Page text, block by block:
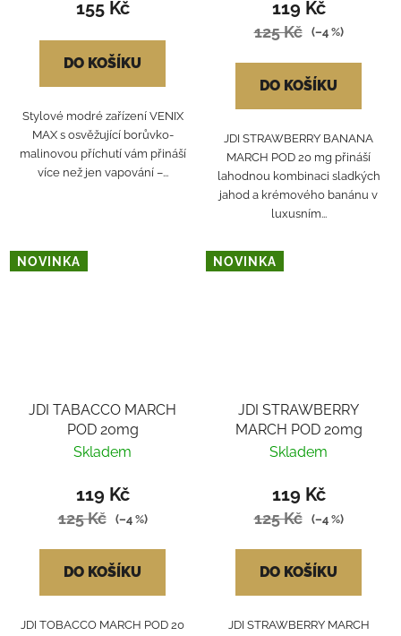
155 Kč
DO KOŠÍKU
Stylové modré zařízení VENIX
MAX s osvěžující borůvko-
malinovou příchutí vám přináší
více než jen vapování –...
119 Kč
125 Kč (–4 %)
DO KOŠÍKU
JDI STRAWBERRY BANANA
MARCH POD 20 mg přináší
lahodnou kombinaci sladkých
jahod a krémového banánu v
luxusním...
NOVINKA
JDI TABACCO MARCH
POD 20mg
Skladem
119 Kč
125 Kč (–4 %)
DO KOŠÍKU
JDI TOBACCO MARCH POD 20
NOVINKA
JDI STRAWBERRY
MARCH POD 20mg
Skladem
119 Kč
125 Kč (–4 %)
DO KOŠÍKU
JDI STRAWBERRY MARCH